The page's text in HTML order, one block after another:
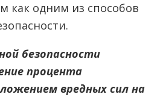
как одним из способов
безопасности
процента
вредных сил на